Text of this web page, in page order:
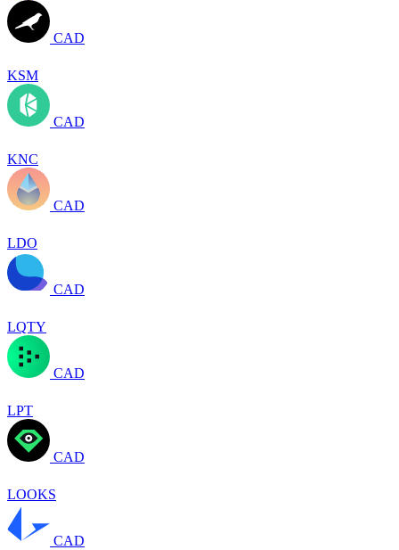
CAD
KSM
CAD
KNC
CAD
LDO
CAD
LQTY
CAD
LPT
CAD
LOOKS
CAD